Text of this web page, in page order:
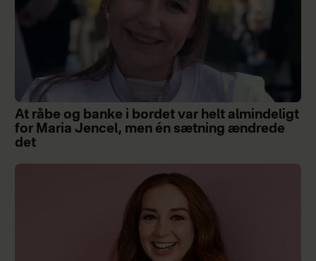
At råbe og banke i bordet var helt almindeligt
for Maria Jencel, men én sætning ændrede
det